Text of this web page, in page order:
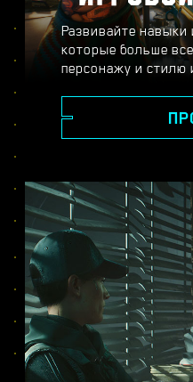
Развивайте навыки
которые больше
персонажу и стилю
улучшайте своё
имплантов — всё
перестрелки,
противниками
прокрадывайтесь
достичь своей цели.